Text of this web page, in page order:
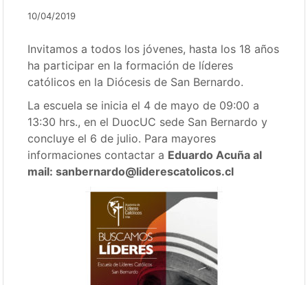
10/04/2019
Invitamos a todos los jóvenes, hasta los 18 años
ha participar en la formación de líderes
católicos en la Diócesis de San Bernardo.
La escuela se inicia el 4 de mayo de 09:00 a
13:30 hrs., en el DuocUC sede San Bernardo y
concluye el 6 de julio. Para mayores
informaciones contactar a Eduardo Acuña al
mail: sanbernardo@liderescatolicos.cl